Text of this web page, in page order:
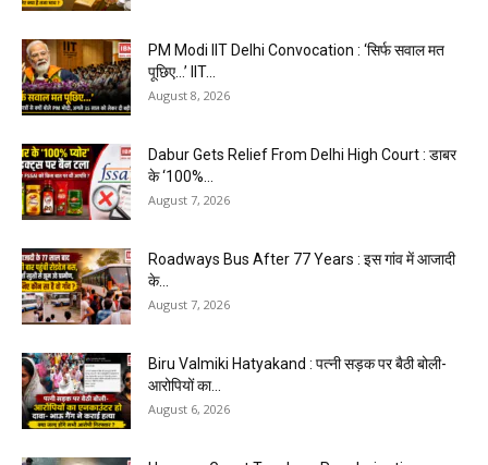
PM Modi IIT Delhi Convocation : ‘सिर्फ सवाल मत
पूछिए…’ IIT...
August 8, 2026
Dabur Gets Relief From Delhi High Court : डाबर
के ‘100%...
August 7, 2026
Roadways Bus After 77 Years : इस गांव में आजादी
के...
August 7, 2026
Biru Valmiki Hatyakand : पत्नी सड़क पर बैठी बोली-
आरोपियों का...
August 6, 2026